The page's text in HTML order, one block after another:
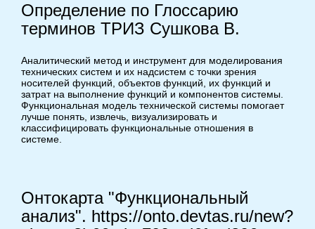
Определение по Глоссарию
терминов ТРИЗ Сушкова В.
Аналитический метод и инструмент для моделирования
технических систем и их надсистем с точки зрения
носителей функций, объектов функций, их функций и
затрат на выполнение функций и компонентов системы.
Функциональная модель технической системы помогает
лучше понять, извлечь, визуализировать и
классифицировать функциональные отношения в
системе.
Онтокарта "Функциональный
анализ". https://onto.devtas.ru/new?